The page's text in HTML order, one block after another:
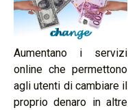
Aumentano i servizi
online che permettono
agli utenti di cambiare il
proprio denaro in altre